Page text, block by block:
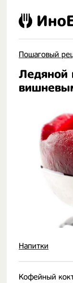
Пошаговый
Ледяной
Напитки
Кофейный